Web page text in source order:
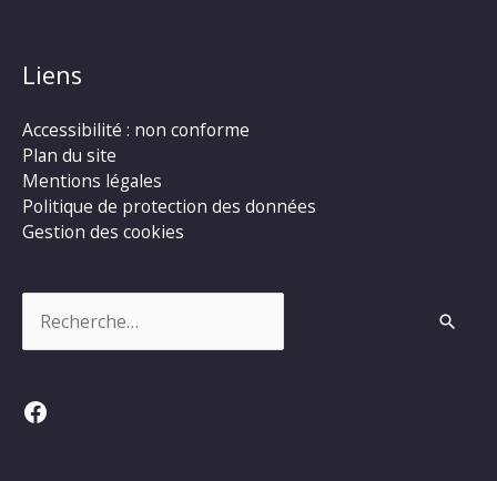
Liens
Accessibilité : non conforme
Plan du site
Mentions légales
Politique de protection des données
Gestion des cookies
Facebook